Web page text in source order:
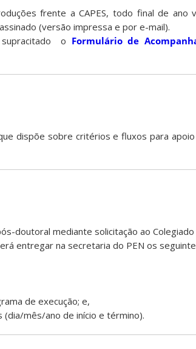
frente a CAPES, todo final de ano
(versão impressa e por e-mail).
o Formulário de
dispõe sobre critérios e fluxos para apoio
doutoral mediante solicitação ao Colegiado
entregar na secretaria do PEN os
de execução; e,
(dia/mês/ano de início e término).